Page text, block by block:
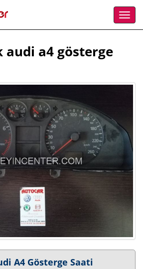
audi a4 gösterge
A4 Gösterge Saati